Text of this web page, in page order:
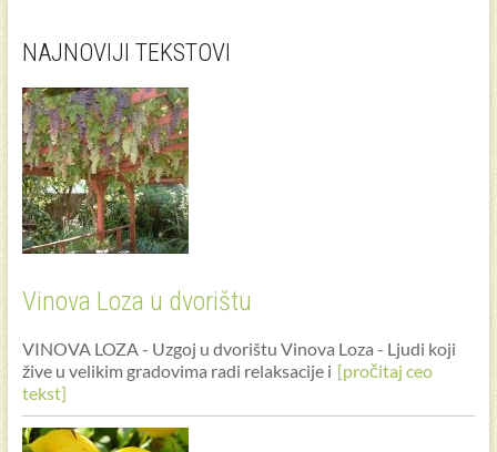
NAJNOVIJI TEKSTOVI
Vinova Loza u dvorištu
VINOVA LOZA - Uzgoj u dvorištu Vinova Loza - Ljudi koji
žive u velikim gradovima radi relaksacije i [pročitaj ceo
tekst]